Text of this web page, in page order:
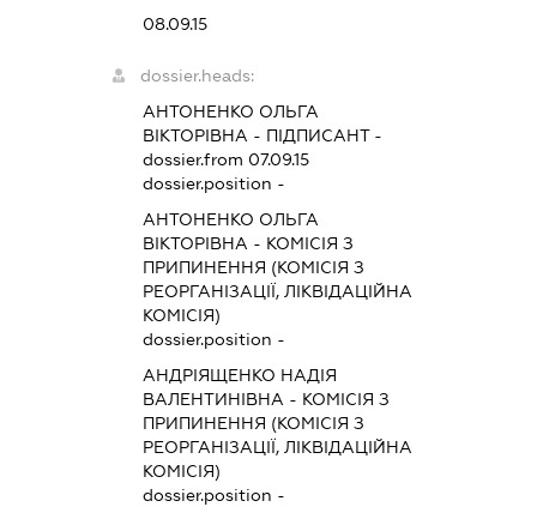
08.09.15
dossier.heads:
АНТОНЕНКО ОЛЬГА
ВІКТОРІВНА - ПІДПИСАНТ-
dossier.from 07.09.15
dossier.position -
АНТОНЕНКО ОЛЬГА
ВІКТОРІВНА - КОМІСІЯ З
ПРИПИНЕННЯ (КОМІСІЯ З
РЕОРГАНІЗАЦІЇ, ЛІКВІДАЦІЙНА
КОМІСІЯ)
dossier.position -
АНДРІЯЩЕНКО НАДІЯ
ВАЛЕНТИНІВНА - КОМІСІЯ З
ПРИПИНЕННЯ (КОМІСІЯ З
РЕОРГАНІЗАЦІЇ, ЛІКВІДАЦІЙНА
КОМІСІЯ)
dossier.position -